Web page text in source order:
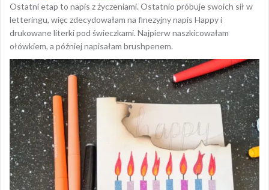
Ostatni etap to napis z życzeniami. Ostatnio próbuje swoich sił w
letteringu, więc zdecydowałam na finezyjny napis Happy i
drukowane literki pod świeczkami. Najpierw naszkicowałam
ołówkiem, a później napisałam brushpenem.